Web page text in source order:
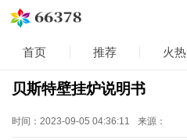
首页 推荐 火热
贝斯特壁挂炉说明书
时间：2023-09-05 04:36:11 来源：